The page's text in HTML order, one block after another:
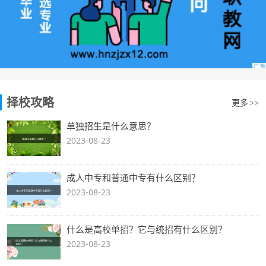
择校攻略 更多 >>
单独招生是什么意思？
2023-08-23
成人中专和普通中专有什么区别？
2023-08-23
什么是高校单招？它与统招有什么区别？
2023-08-23